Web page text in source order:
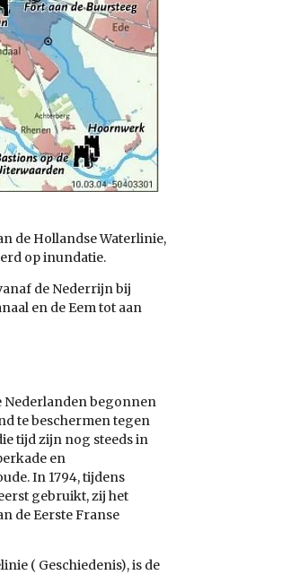
de Hollandse Waterlinie,
op inundatie.
de Nederrijn bij
en de Eem tot aan
Nederlanden begonnen
te beschermen tegen
tijd zijn nog steeds in
en
In 1794, tijdens
gebruikt, zij het
de Eerste Franse
( Geschiedenis), is de